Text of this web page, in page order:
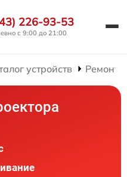
226-93-53
с 9:00 до 21:00
устройств Ремонт